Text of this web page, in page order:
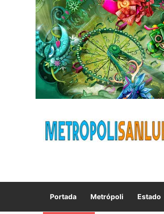
Portada Metrópoli Estado